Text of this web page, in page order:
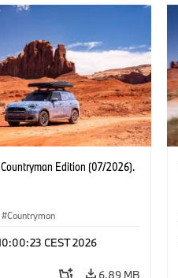
Edition (07/2026).
Countryman
CEST 2026
6,89 MB